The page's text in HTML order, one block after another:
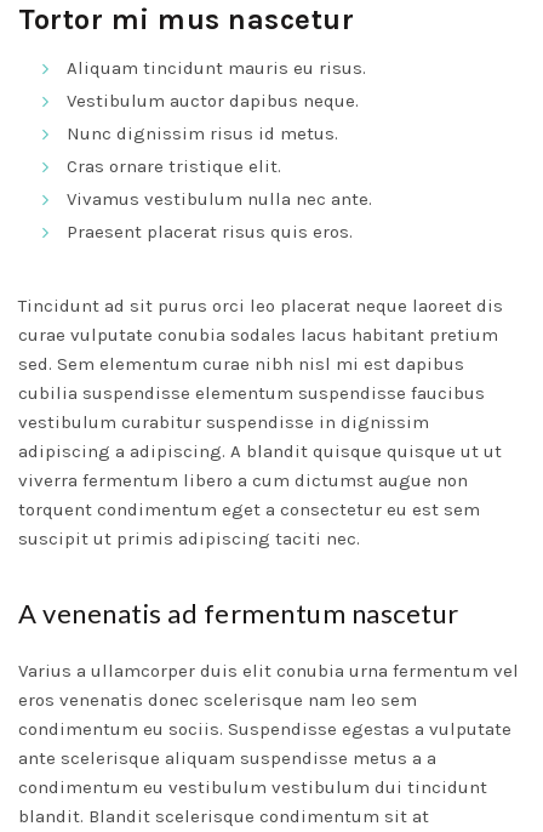
Tortor mi mus nascetur
Aliquam tincidunt mauris eu risus.
Vestibulum auctor dapibus neque.
Nunc dignissim risus id metus.
Cras ornare tristique elit.
Vivamus vestibulum nulla nec ante.
Praesent placerat risus quis eros.
Tincidunt ad sit purus orci leo placerat neque laoreet dis
curae vulputate conubia sodales lacus habitant pretium
sed. Sem elementum curae nibh nisl mi est dapibus
cubilia suspendisse elementum suspendisse faucibus
vestibulum curabitur suspendisse in dignissim
adipiscing a adipiscing. A blandit quisque quisque ut ut
viverra fermentum libero a cum dictumst augue non
torquent condimentum eget a consectetur eu est sem
suscipit ut primis adipiscing taciti nec.
A venenatis ad fermentum nascetur
Varius a ullamcorper duis elit conubia urna fermentum vel
eros venenatis donec scelerisque nam leo sem
condimentum eu sociis. Suspendisse egestas a vulputate
ante scelerisque aliquam suspendisse metus a a
condimentum eu vestibulum vestibulum dui tincidunt
blandit. Blandit scelerisque condimentum sit at